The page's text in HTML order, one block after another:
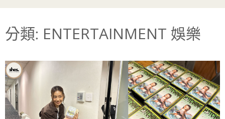
分類: ENTERTAINMENT 娛樂